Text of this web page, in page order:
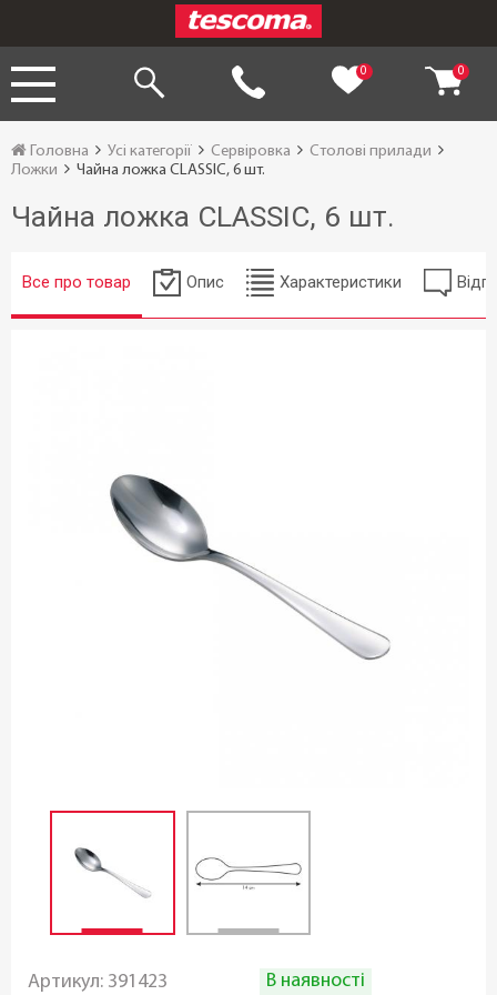
0 0
Головна Усі категорії Сервіровка
Столові прилади
Ложки
Чайна ложка CLASSIC, 6 шт.
Чайна ложка CLASSIC, 6 шт.
Все про товар Опис Характеристики
Артикул: 391423 В наявності